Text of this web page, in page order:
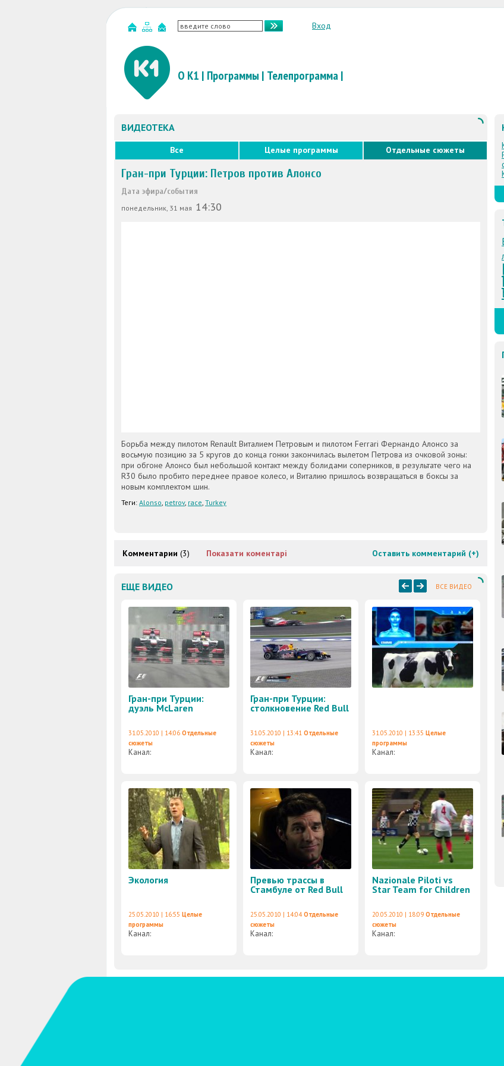
Вход
О К1 | Программы | Телепрограмма|
ВИДЕОТЕКА
Все Целые программы Отдельные сюжеты
Гран-при Турции: Петров против Алонсо
Дата эфира/события
понедельник, 31 мая 14:30
Борьба между пилотом Renault Виталием Петровым и пилотом Ferrari Фернандо Алонсо за
восьмую позицию за 5 кругов до конца гонки закончилась вылетом Петрова из очковой зоны:
при обгоне Алонсо был небольшой контакт между болидами соперников, в результате чего на
R30 было пробито переднее правое колесо, и Виталию пришлось возвращаться в боксы за
новым комплектом шин.
Теги: Alonso, petrov, race, Turkey
Оставить комментарий (+)
Комментарии (3) Показати коментарі
ВСЕ ВИДЕО
ЕЩЕ ВИДЕО
Гран-при Турции:
дуэль McLaren
31.05.2010 | 14:06 Отдельные
сюжеты
Канал:
Гран-при Турции:
столкновение Red Bull
31.05.2010 | 13:41 Отдельные
сюжеты
Канал:
31.05.2010 | 13:35 Целые
программы
Канал:
Экология
25.05.2010 | 16:55 Целые
программы
Канал:
Превью трассы в
Стамбуле от Red Bull
25.05.2010 | 14:04 Отдельные
сюжеты
Канал:
Nazionale Piloti vs
Star Team for Children
20.05.2010 | 18:09 Отдельные
сюжеты
Канал: